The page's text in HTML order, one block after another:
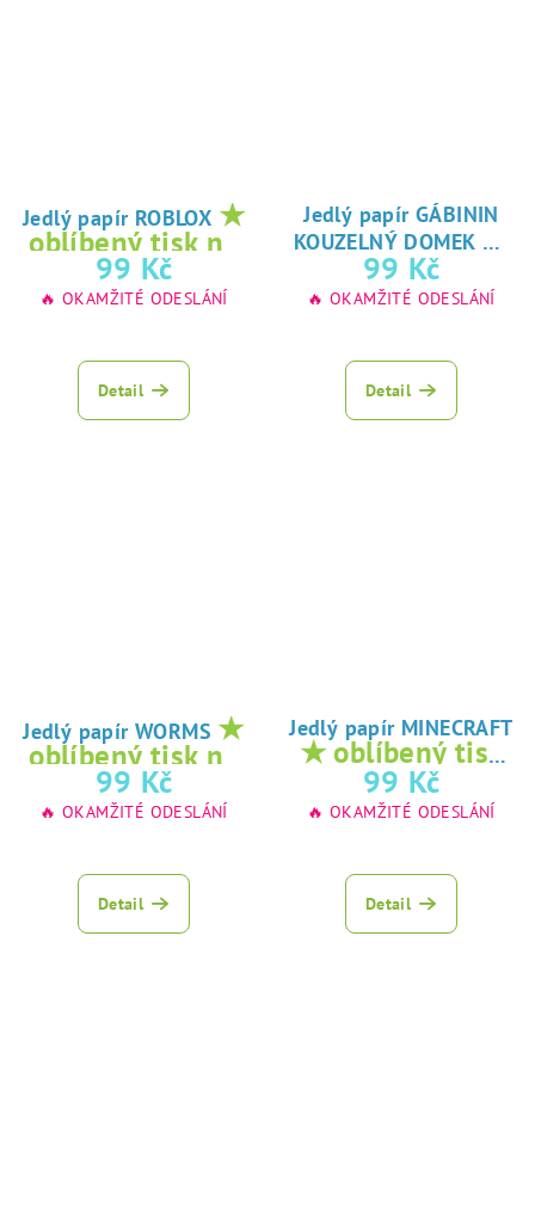
Jedlý papír ROBLOX ★
oblíbený tisk na
jedlý papír
99 Kč
🔥 OKAMŽITÉ ODESLÁNÍ
Detail
Jedlý papír GÁBININ
KOUZELNÝ DOMEK ★
oblíbený tisk na
jedlý papír
99 Kč
🔥 OKAMŽITÉ ODESLÁNÍ
Detail
Jedlý papír WORMS ★
oblíbený tisk na
jedlý papír
99 Kč
🔥 OKAMŽITÉ ODESLÁNÍ
Detail
Jedlý papír MINECRAFT
★ oblíbený tisk
na jedlý papír
99 Kč
🔥 OKAMŽITÉ ODESLÁNÍ
Detail